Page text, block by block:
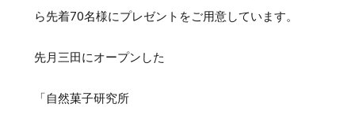
ら先着70名様にプレゼントをご用意しています。
先月三田にオープンした
「自然菓子研究所